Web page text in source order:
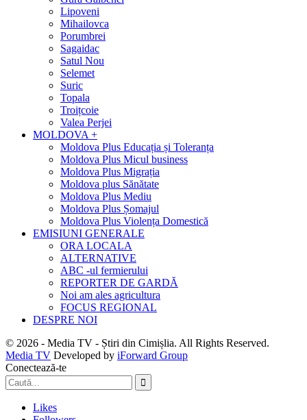
Lipoveni
Mihailovca
Porumbrei
Sagaidac
Satul Nou
Selemet
Suric
Topala
Troițcoie
Valea Perjei
MOLDOVA +
Moldova Plus Educația și Toleranța
Moldova Plus Micul business
Moldova Plus Migrația
Moldova plus Sănătate
Moldova Plus Mediu
Moldova Plus Șomajul
Moldova Plus Violența Domestică
EMISIUNI GENERALE
ORA LOCALA
ALTERNATIVE
ABC -ul fermierului
REPORTER DE GARDĂ
Noi am ales agricultura
FOCUS REGIONAL
DESPRE NOI
© 2026 - Media TV - Știri din Cimișlia. All Rights Reserved.
Media TV Developed by iForward Group
Conectează-te
Likes